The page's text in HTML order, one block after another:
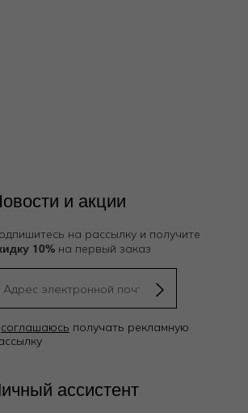
и акции
на рассылку и получите
10%на первый заказ
соглашаюсь получать рекламную
ассистент